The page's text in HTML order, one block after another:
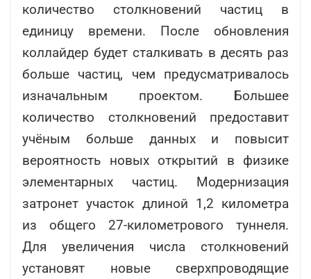
количество столкновений частиц в
единицу времени. После обновления
коллайдер будет сталкивать в десять раз
больше частиц, чем предусматривалось
изначальным проектом. Большее
количество столкновений предоставит
учёным больше данных и повысит
вероятность новых открытий в физике
элементарных частиц. Модернизация
затронет участок длиной 1,2 километра
из общего 27-километрового туннеля.
Для увеличения числа столкновений
установят новые сверхпроводящие